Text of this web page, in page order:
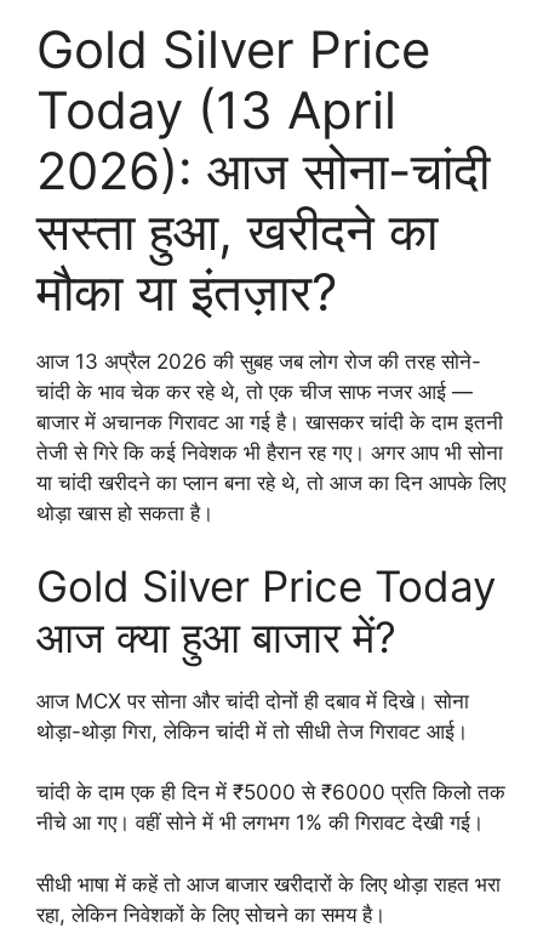
Gold Silver Price
Today (13 April
2026): आज सोना-चांदी
सस्ता हुआ, खरीदने का
मौका या इंतज़ार?
आज 13 अप्रैल 2026 की सुबह जब लोग रोज की तरह सोने-
चांदी के भाव चेक कर रहे थे, तो एक चीज साफ नजर आई —
बाजार में अचानक गिरावट आ गई है। खासकर चांदी के दाम इतनी
तेजी से गिरे कि कई निवेशक भी हैरान रह गए। अगर आप भी सोना
या चांदी खरीदने का प्लान बना रहे थे, तो आज का दिन आपके लिए
थोड़ा खास हो सकता है।
Gold Silver Price Today
आज क्या हुआ बाजार में?
आज MCX पर सोना और चांदी दोनों ही दबाव में दिखे। सोना
थोड़ा-थोड़ा गिरा, लेकिन चांदी में तो सीधी तेज गिरावट आई।
चांदी के दाम एक ही दिन में ₹5000 से ₹6000 प्रति किलो तक
नीचे आ गए। वहीं सोने में भी लगभग 1% की गिरावट देखी गई।
सीधी भाषा में कहें तो आज बाजार खरीदारों के लिए थोड़ा राहत भरा
रहा, लेकिन निवेशकों के लिए सोचने का समय है।